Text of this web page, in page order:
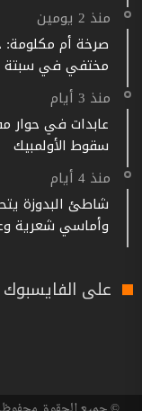
منذ 2 يومين
صرخة أم مكلومة:
مختفي في سبتة
منذ 3 أيام
عابدات في حوار
سقوط الأولمبيك
منذ 4 أيام
شاطئ البدوزة
وأماسي شعرية
على الفايسبوك